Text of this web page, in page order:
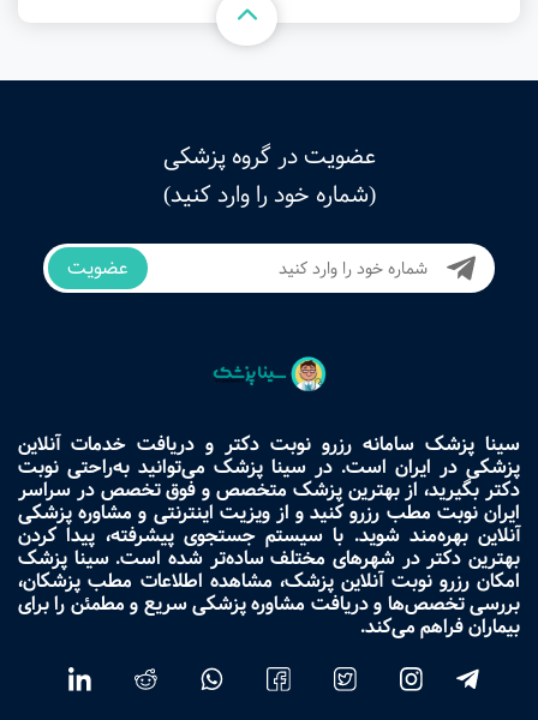
عضویت در گروه پزشکی
(شماره خود را وارد کنید)
عضویت
سینا پزشک سامانه رزرو نوبت دکتر و دریافت خدمات آنلاین
پزشکی در ایران است. در سینا پزشک می‌توانید به‌راحتی نوبت
دکتر بگیرید، از بهترین پزشک متخصص و فوق تخصص در سراسر
ایران نوبت مطب رزرو کنید و از ویزیت اینترنتی و مشاوره پزشکی
آنلاین بهره‌مند شوید. با سیستم جستجوی پیشرفته، پیدا کردن
بهترین دکتر در شهرهای مختلف ساده‌تر شده است. سینا پزشک
امکان رزرو نوبت آنلاین پزشک، مشاهده اطلاعات مطب پزشکان،
بررسی تخصص‌ها و دریافت مشاوره پزشکی سریع و مطمئن را برای
بیماران فراهم می‌کند.